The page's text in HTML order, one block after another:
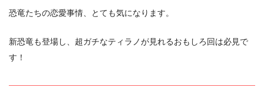
恐竜たちの恋愛事情、とても気になります。
新恐竜も登場し、超ガチなティラノが見れるおもしろ回は必見で
す！